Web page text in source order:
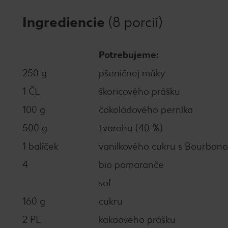
Ingrediencie (8 porcií)
Potrebujeme:
250 g
pšeničnej múky
1 ČL
škoricového prášku
100 g
čokoládového perníka
500 g
tvarohu (40 %)
1 balíček
vanilkového cukru s
4
bio pomaranče
soľ
160 g
cukru
2 PL
kakaového prášku